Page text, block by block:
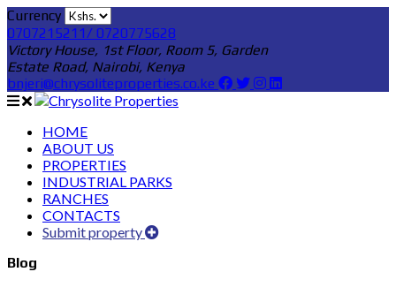
Currency
0707215211/ 0720775628
Victory House, 1st Floor, Room 5, Garden
Estate Road, Nairobi, Kenya
bnjeri@chrysoliteproperties.co.ke
HOME
ABOUT US
PROPERTIES
INDUSTRIAL PARKS
RANCHES
CONTACTS
Submit property
Blog